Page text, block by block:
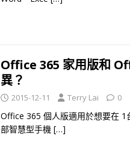
Office 365 家用版和
異？
2015-12-11 Terry Lai 0
Office 365 個人版適用於想要在 1
部智慧型手機 […]